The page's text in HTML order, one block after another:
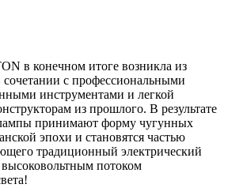
в конечном итоге возникла из
с профессиональными
инструментами и легкой
из прошлого. В результате
принимают форму чугунных
эпохи и становятся частью
традиционный электрический
потоком